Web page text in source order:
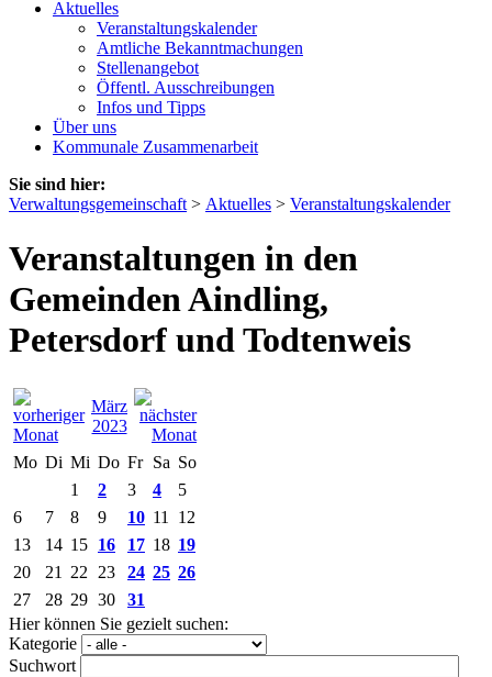
Aktuelles
Veranstaltungskalender
Amtliche Bekanntmachungen
Stellenangebot
Öffentl. Ausschreibungen
Infos und Tipps
Über uns
Kommunale Zusammenarbeit
Sie sind hier:
Verwaltungsgemeinschaft > Aktuelles > Veranstaltungskalender
Veranstaltungen in den
Gemeinden Aindling,
Petersdorf und Todtenweis
März
2023
Mo Di Mi Do Fr Sa So
1
2 3 4
5
6
7 8 9 10 11
12
13
14 15 16 17 18 19
20
21 22 23 24 25 26
27
28 29 30
31
Hier können Sie gezielt suchen:
Kategorie
Suchwort